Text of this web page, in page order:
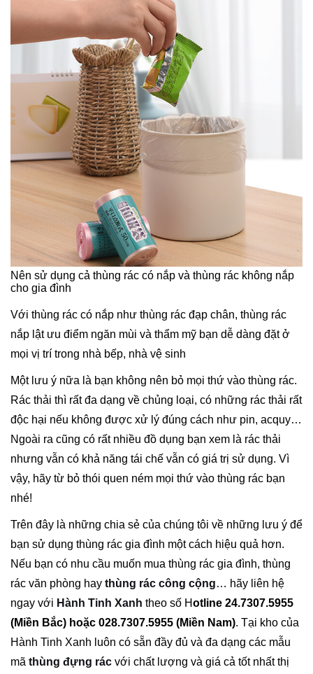
Nên sử dụng cả thùng rác có nắp và thùng rác không nắp
cho gia đình
Với thùng rác có nắp như thùng rác đạp chân, thùng rác
nắp lật ưu điểm ngăn mùi và thẩm mỹ bạn dễ dàng đặt ở
mọi vị trí trong nhà bếp, nhà vệ sinh
Một lưu ý nữa là bạn không nên bỏ mọi thứ vào thùng rác.
Rác thải thì rất đa dạng về chủng loại, có những rác thải rất
độc hại nếu không được xử lý đúng cách như pin, acquy…
Ngoài ra cũng có rất nhiều đồ dụng bạn xem là rác thải
nhưng vẫn có khả năng tái chế vẫn có giá trị sử dụng. Vì
vậy, hãy từ bỏ thói quen ném mọi thứ vào thùng rác bạn
nhé!
Trên đây là những chia sẻ của chúng tôi về những lưu ý để
bạn sử dụng thùng rác gia đình một cách hiệu quả hơn.
Nếu bạn có nhu cầu muốn mua thùng rác gia đình, thùng
rác văn phòng hay thùng rác công cộng… hãy liên hệ
ngay với Hành Tinh Xanh theo số Hotline 24.7307.5955
(Miền Bắc) hoặc 028.7307.5955 (Miền Nam). Tại kho của
Hành Tinh Xanh luôn có sẵn đầy đủ và đa dạng các mẫu
mã thùng đựng rác với chất lượng và giá cả tốt nhất thị